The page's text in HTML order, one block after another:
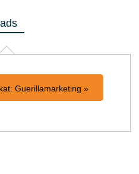
Guerillamarketing »